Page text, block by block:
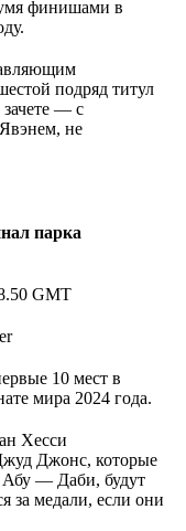
финишами в
подряд титул
— с
не
парка
GMT
10 мест в
мира 2024 года.
Хесси
Джонс, которые
— Даби, будут
за медали, если они